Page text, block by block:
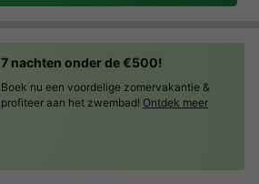
7 nachten onder de €500!
Boek nu een voordelige zomervakantie &
profiteer aan het zwembad! Ontdek meer